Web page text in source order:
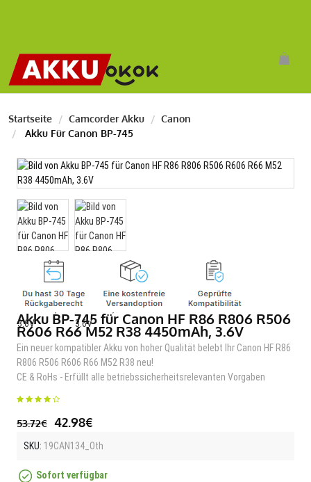
Startseite Camcorder Akku
Canon
Akku Für Canon BP-745
Akku BP-745 für Canon HF R86 R806 R506
R606 R66 M52 R38 4450mAh, 3.6V
Ein neuer kompatibler Akku von hoher Qualität belebt Ihr Canon HF R86
R806 R506 R606 R66 M52 R38 neu!
CE & RoHs - Erfüllt alle betriebssicherheitsrelevanten Vorgaben
53.72€ 42.98€
SKU: 19CAN134_Oth
Sofort verfügbar